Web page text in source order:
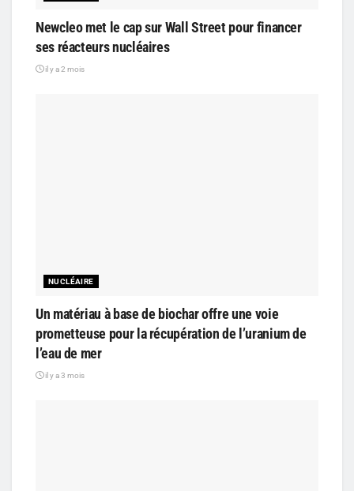
Newcleo met le cap sur Wall Street pour financer
ses réacteurs nucléaires
il y a 2 mois
NUCLÉAIRE
Un matériau à base de biochar offre une voie
prometteuse pour la récupération de l’uranium de
l’eau de mer
il y a 3 mois